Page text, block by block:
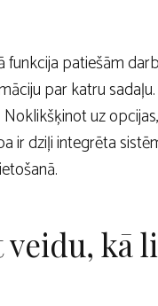
patiešām
par katru
uz
ir dziļi integrēta
veidu, kā